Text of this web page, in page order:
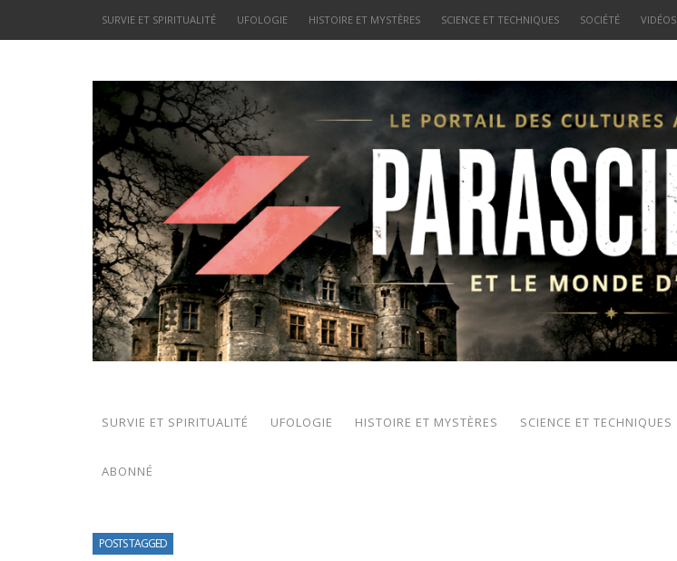
SURVIE ET SPIRITUALITÉ UFOLOGIE HISTOIRE ET MYSTÈRES SCIENCE ET TECHNIQUES SOCIÉTÉ VIDÉOS
SURVIE ET SPIRITUALITÉ UFOLOGIE HISTOIRE ET MYSTÈRES SCIENCE ET TECHNIQUES
ABONNÉ
POSTS TAGGED